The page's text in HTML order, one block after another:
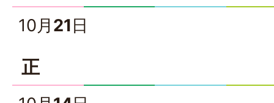
10月 21日
正